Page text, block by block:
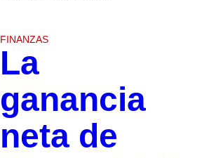
FINANZAS
La
ganancia
neta de